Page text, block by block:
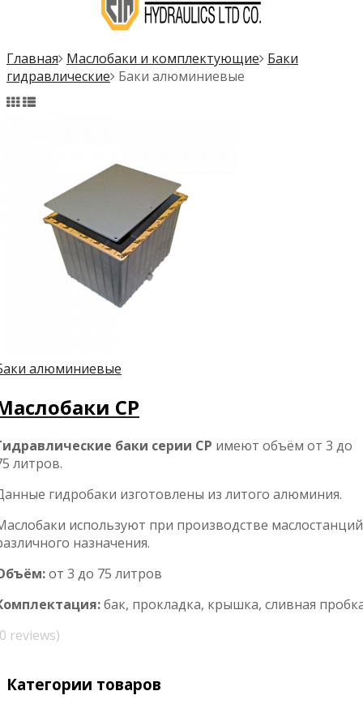
Главная Маслобаки и комплектующие Баки
гидравлические Баки алюминиевые
алюминиевые
CP
баки серии CP имеют объём от 3 до
литров.
гидробаки изготовлены из литого алюминия.
используют при производстве маслостанций
назначения.
от 3 до 75 литров
бак, прокладка, крышка, сливная
reviews)
Категории товаров